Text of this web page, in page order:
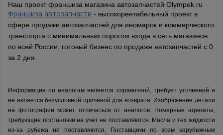
Наш проект франшиза магазина автозапчастей Olympek.ru
Франшиза автозапчасти - высокорентабельный проект в
сфере продажи автозапчастей для иномарок и коммерческого
транспорта с минимальным порогом входа в сеть магазинов
по всей России, готовый бизнес по продаже автозапчастей с 0
за 2 дня.
Информация по аналогам является справочной, требует уточнений и
не является безусловной причиной для возврата. Изображение детали
на фотографии может отличаться от аналогов. Номерные агрегаты,
требующие постановки на учет не поставляются. Масла и тех жидкости
из-за рубежа не поставляются.
Поставщики по всем зарубежным